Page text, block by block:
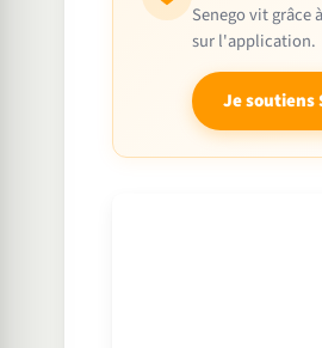
Senego vit grâce
sur l'application.
Je soutiens